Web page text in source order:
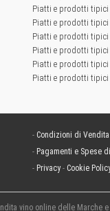
Piatti e prodotti tipici
Piatti e prodotti
Piatti e prodotti tipici
Piatti e prodotti
Piatti e prodotti tipici
Piatti e prodotti tipici
- Condizioni di Vendita
- Pagamenti e Spese
- Privacy- Cookie
vino online delle Marche